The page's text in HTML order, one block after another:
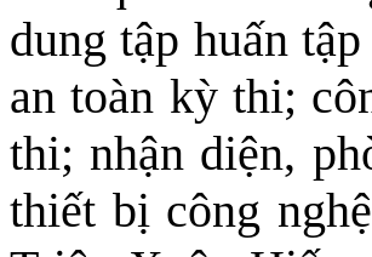
dung tập huấn
an toàn kỳ thi;
thi; nhận diện,
thiết bị công